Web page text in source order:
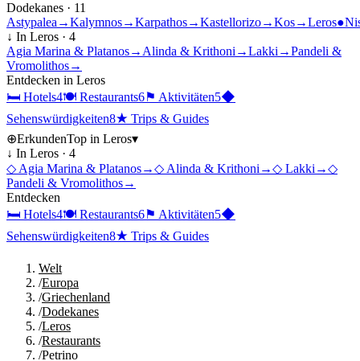
Dodekanes · 11
Astypalea →Kalymnos→Karpathos→Kastellorizo→Kos→Leros●
↓ In Leros · 4
Agia Marina & Platanos→ Alinda & Krithoni →Lakki →Pandeli &
Vromolithos→
Entdecken in Leros
🛏 Hotels4🍽 Restaurants6⚑ Aktivitäten5◆
Sehenswürdigkeiten8★ Trips & Guides
⊕ErkundenTop in Leros▾
↓ In Leros · 4
◇ Agia Marina & Platanos→◇ Alinda & Krithoni →◇ Lakki →◇
Pandeli & Vromolithos→
Entdecken
🛏 Hotels4🍽 Restaurants6⚑ Aktivitäten5◆
Sehenswürdigkeiten8★ Trips & Guides
Welt
/Europa
/Griechenland
/Dodekanes
/Leros
/Restaurants
/Petrino